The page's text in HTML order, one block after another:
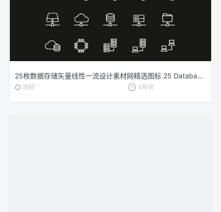
25枚数据存储矢量线性一流设计素材网精选图标 25 Database Storage Icons
图标 6年前